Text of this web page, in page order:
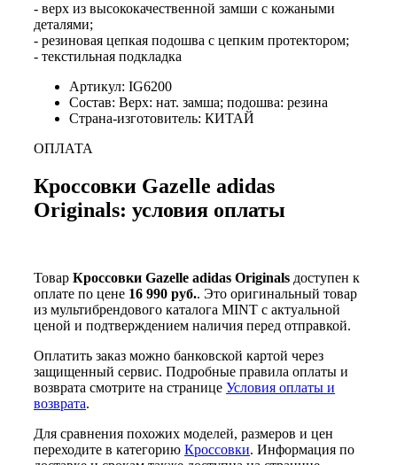
- верх из высококачественной замши с кожаными
деталями;
- резиновая цепкая подошва с цепким протектором;
- текстильная подкладка
Артикул: IG6200
Состав: Верх: нат. замша; подошва: резина
Страна-изготовитель: КИТАЙ
ОПЛАТА
Кроссовки Gazelle adidas
Originals: условия оплаты
Товар Кроссовки Gazelle adidas Originals доступен к
оплате по цене 16 990 руб.. Это оригинальный товар
из мультибрендового каталога MINT с актуальной
ценой и подтверждением наличия перед отправкой.
Оплатить заказ можно банковской картой через
защищенный сервис. Подробные правила оплаты и
возврата смотрите на странице Условия оплаты и
возврата.
Для сравнения похожих моделей, размеров и цен
переходите в категорию Кроссовки. Информация по